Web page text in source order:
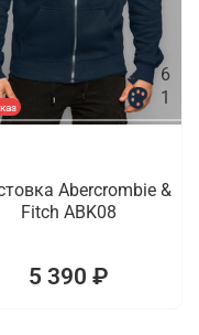
6
1
Abercrombie &
Fitch ABK08
5 390 ₽